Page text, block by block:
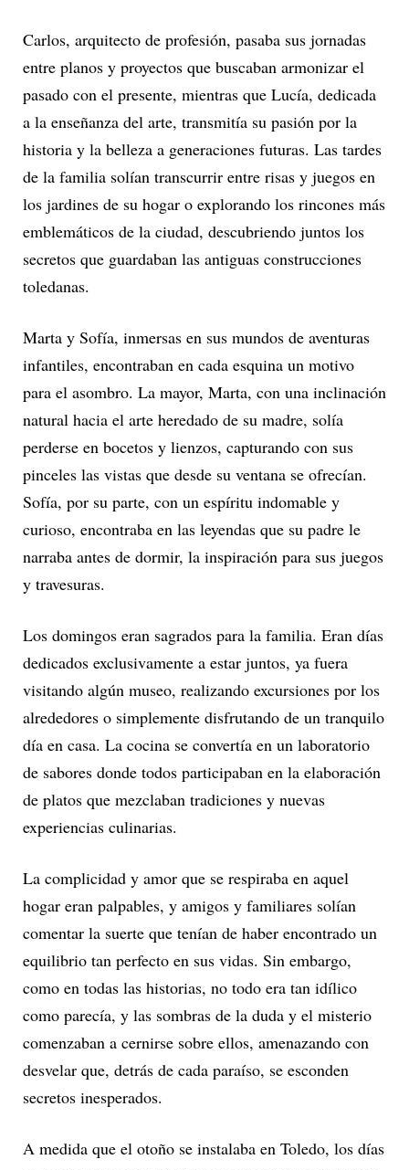
Carlos, arquitecto de profesión, pasaba sus jornadas
entre planos y proyectos que buscaban armonizar el
pasado con el presente, mientras que Lucía, dedicada
a la enseñanza del arte, transmitía su pasión por la
historia y la belleza a generaciones futuras. Las tardes
de la familia solían transcurrir entre risas y juegos en
los jardines de su hogar o explorando los rincones más
emblemáticos de la ciudad, descubriendo juntos los
secretos que guardaban las antiguas construcciones
toledanas.
Marta y Sofía, inmersas en sus mundos de aventuras
infantiles, encontraban en cada esquina un motivo
para el asombro. La mayor, Marta, con una inclinación
natural hacia el arte heredado de su madre, solía
perderse en bocetos y lienzos, capturando con sus
pinceles las vistas que desde su ventana se ofrecían.
Sofía, por su parte, con un espíritu indomable y
curioso, encontraba en las leyendas que su padre le
narraba antes de dormir, la inspiración para sus juegos
y travesuras.
Los domingos eran sagrados para la familia. Eran días
dedicados exclusivamente a estar juntos, ya fuera
visitando algún museo, realizando excursiones por los
alrededores o simplemente disfrutando de un tranquilo
día en casa. La cocina se convertía en un laboratorio
de sabores donde todos participaban en la elaboración
de platos que mezclaban tradiciones y nuevas
experiencias culinarias.
La complicidad y amor que se respiraba en aquel
hogar eran palpables, y amigos y familiares solían
comentar la suerte que tenían de haber encontrado un
equilibrio tan perfecto en sus vidas. Sin embargo,
como en todas las historias, no todo era tan idílico
como parecía, y las sombras de la duda y el misterio
comenzaban a cernirse sobre ellos, amenazando con
desvelar que, detrás de cada paraíso, se esconden
secretos inesperados.
A medida que el otoño se instalaba en Toledo, los días